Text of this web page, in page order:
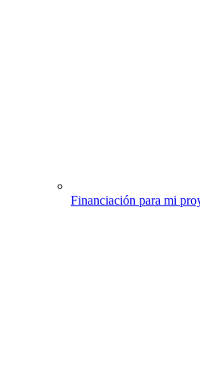
Financiación para mi